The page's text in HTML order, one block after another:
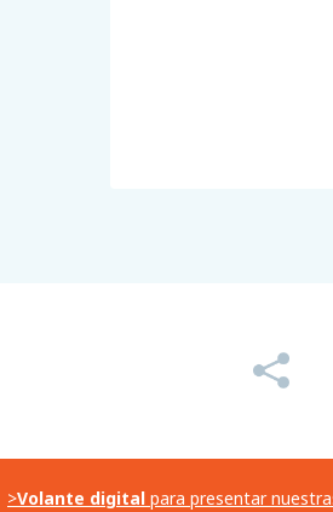
>Volante digital para presentar